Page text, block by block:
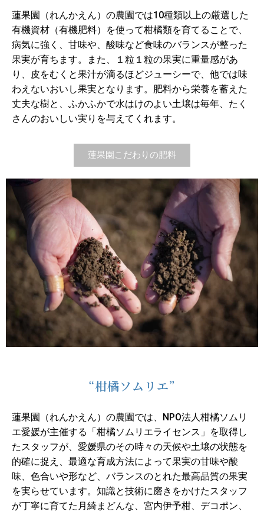
蓮果園（れんかえん）の農園では10種類以上の厳選した
有機資材（有機肥料）を使って柑橘類を育てることで、
病気に強く、甘味や、酸味など食味のバランスが整った
果実が育ちます。また、１粒１粒の果実に重量感があ
り、皮をむくと果汁が滴るほどジューシーで、他では味
わえないおいし果実となります。肥料から栄養を蓄えた
丈夫な樹と、ふかふかで水はけのよい土壌は毎年、たく
さんのおいしい実りを与えてくれます。
蓮果園こだわりの肥料
“柑橘ソムリエ”
蓮果園（れんかえん）の農園では、NPO法人柑橘ソムリ
エ愛媛が主催する「柑橘ソムリエライセンス」を取得し
たスタッフが、愛媛県のその時々の天候や土壌の状態を
的確に捉え、最適な育成方法によって果実の甘味や酸
味、色合いや形など、バランスのとれた最高品質の果実
を実らせています。知識と技術に磨きをかけたスタッフ
が丁寧に育てた月綺まどんな、 宮内伊予柑、デコポン、